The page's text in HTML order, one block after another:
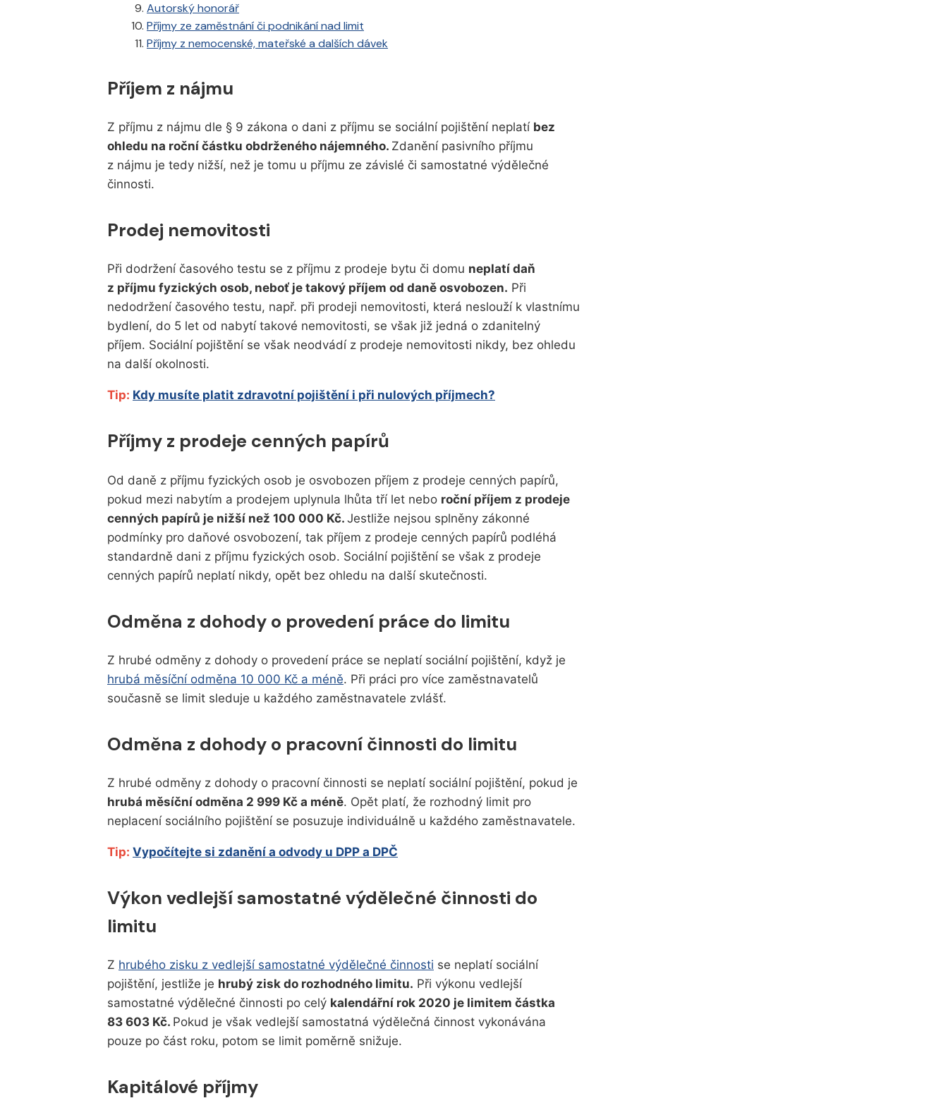
Autorský honorář
Příjmy ze zaměstnání či podnikání nad limit
Příjmy z nemocenské, mateřské a dalších dávek
Příjem z nájmu
Z příjmu z nájmu dle § 9 zákona o dani z příjmu se sociální pojištění neplatí bez
ohledu na roční částku obdrženého nájemného. Zdanění pasivního příjmu
z nájmu je tedy nižší, než je tomu u příjmu ze závislé či samostatné výdělečné
činnosti.
Prodej nemovitosti
Při dodržení časového testu se z příjmu z prodeje bytu či domu neplatí daň
z příjmu fyzických osob, neboť je takový příjem od daně osvobozen. Při
nedodržení časového testu, např. při prodeji nemovitosti, která neslouží k vlastnímu
bydlení, do 5 let od nabytí takové nemovitosti, se však již jedná o zdanitelný
příjem. Sociální pojištění se však neodvádí z prodeje nemovitosti nikdy, bez ohledu
na další okolnosti.
Tip: Kdy musíte platit zdravotní pojištění i při nulových příjmech?
Příjmy z prodeje cenných papírů
Od daně z příjmu fyzických osob je osvobozen příjem z prodeje cenných papírů,
pokud mezi nabytím a prodejem uplynula lhůta tří let nebo roční příjem z prodeje
cenných papírů je nižší než 100 000 Kč. Jestliže nejsou splněny zákonné
podmínky pro daňové osvobození, tak příjem z prodeje cenných papírů podléhá
standardně dani z příjmu fyzických osob. Sociální pojištění se však z prodeje
cenných papírů neplatí nikdy, opět bez ohledu na další skutečnosti.
Odměna z dohody o provedení práce do limitu
Z hrubé odměny z dohody o provedení práce se neplatí sociální pojištění, když je
hrubá měsíční odměna 10 000 Kč a méně. Při práci pro více zaměstnavatelů
současně se limit sleduje u každého zaměstnavatele zvlášť.
Odměna z dohody o pracovní činnosti do limitu
Z hrubé odměny z dohody o pracovní činnosti se neplatí sociální pojištění, pokud je
hrubá měsíční odměna 2 999 Kč a méně. Opět platí, že rozhodný limit pro
neplacení sociálního pojištění se posuzuje individuálně u každého zaměstnavatele.
Tip: Vypočítejte si zdanění a odvody u DPP a DPČ
Výkon vedlejší samostatné výdělečné činnosti do
limitu
Z hrubého zisku z vedlejší samostatné výdělečné činnosti se neplatí sociální
pojištění, jestliže je hrubý zisk do rozhodného limitu. Při výkonu vedlejší
samostatné výdělečné činnosti po celý kalendářní rok 2020 je limitem částka
83 603 Kč. Pokud je však vedlejší samostatná výdělečná činnost vykonávána
pouze po část roku, potom se limit poměrně snižuje.
Kapitálové příjmy